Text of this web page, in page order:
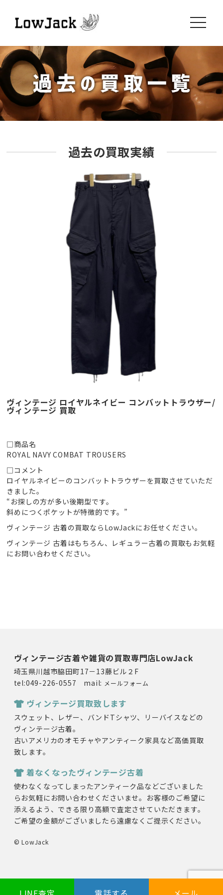
toggle
過去の買取実績
ヴィンテージ ロイヤルネイビー コンバットトラウザー/
ヴィンテージ 買取
□商品名
ROYAL NAVY COMBAT TROUSERS
□コメント
ロイヤルネイビーのコンバットトラウザーを買取させていただ
きました。
“お探しの方が多い後期型です。
斜めにつくポケットが特徴的です。”
ヴィンテージ 古着の買取ならLowJackにお任せください。
ヴィンテージ 古着はもちろん、レギュラー古着の買取もお気軽
にお問い合わせください。
ヴィンテージ古着や雑貨の買取専門店LowJack
埼玉県川越市脇田町17－13藤ビル２F
tel:049-226-0557 mail: メールフォーム
ヴィンテージ買取致します
スウェット、レザー、バンドTシャツ、リーバイスなどの
ヴィンテージ古着。
古いアメリカのオモチャやアンティーク家具など高価買取
致します。
着なくなったヴィンテージ古着
使わなくなってしまったアンティーク品などございました
らお気軽にお問い合わせくださいませ。お客様のご希望に
添えるよう、できる限り高額で査定させていただきます。
ご希望の金額がございましたら遠慮なくご提示ください。
© LowJack